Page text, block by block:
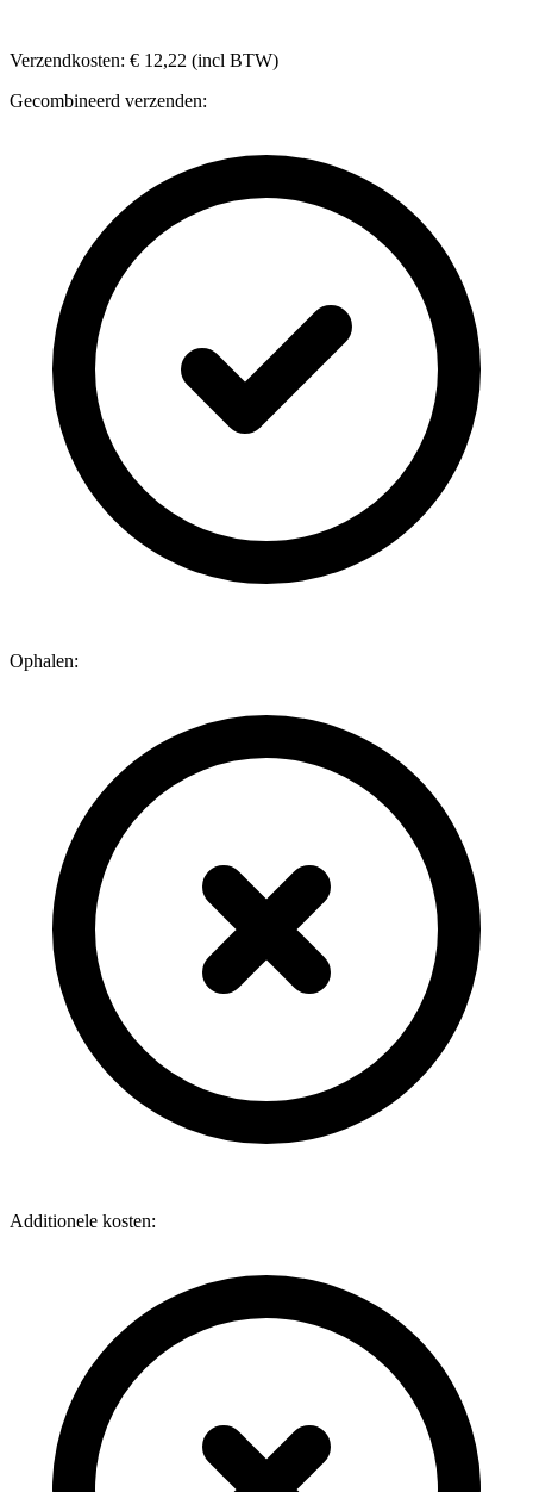
Verzendkosten: € 12,22 (incl BTW)
Gecombineerd verzenden:
Ophalen:
Additionele kosten: